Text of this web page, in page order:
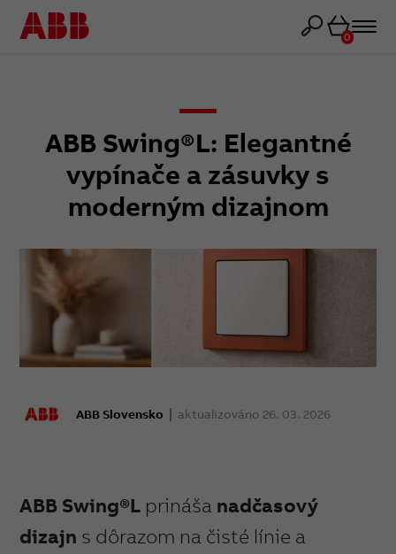
Košík
0
ABB Swing®L: Elegantné
vypínače a zásuvky s
moderným dizajnom
ABB Slovensko aktualizováno 26. 03. 2026
ABB Swing®L prináša nadčasový
dizajn s dôrazom na čisté línie a